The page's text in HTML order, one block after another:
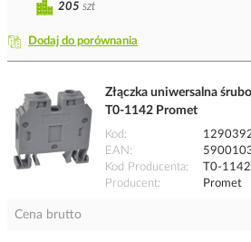
Dodaj do porównania
205 szt
Złączka uniwersalna
T0-1142 Promet
Kod
EAN
Kod Producenta
T0-1142
Producent
Promet
Cena brutto